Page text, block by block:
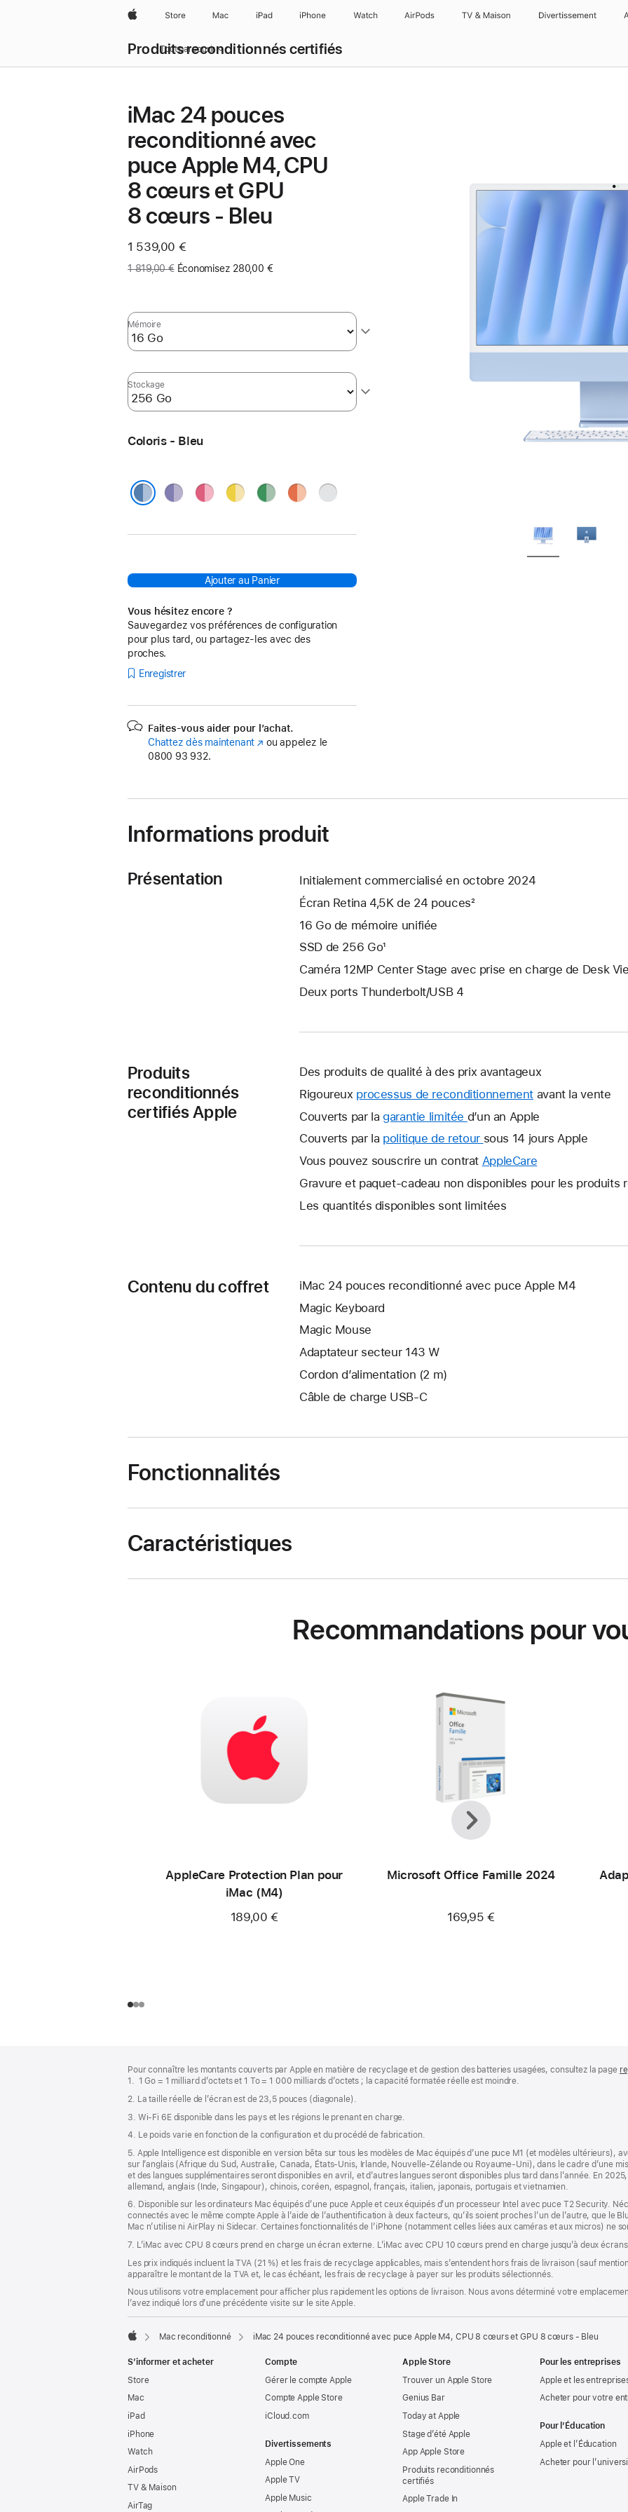
AppleStore Mac iPad iPhone Watch AirPods TV & Maison Divertissements
Produits reconditionnés certifiés
Tout parcourir
iMac 24 pouces
reconditionné avec
puce Apple M4, CPU
8 cœurs et GPU
8 cœurs - Bleu
Maintenant
1 539,00 €
Ancien
1 819,00 € Économisez 280,00 €
Mémoire
Stockage
Coloris - Bleu
Violet Rose JauneVert OrangeArgent
Ajouter au Panier
Vous hésitez encore ?
Sauvegardez vos préférences de configuration
pour plus tard, ou partagez-les avec des
proches.
Enregistrer
Faites-vous aider pour l’achat.
Chattez dès maintenant (s’ouvre
fenêtre)
ou appelez le
0800 93 932.
Informations produit
Présentation
Initialement commercialisé en octobre 2024
Écran Retina 4,5K de 24 pouces²
16 Go de mémoire unifiée
SSD de 256 Go¹
Caméra 12MP Center Stage avec prise en charge de Desk
Deux ports Thunderbolt/USB 4
Produits
reconditionnés
certifiés Apple
Des produits de qualité à des prix avantageux
Rigoureux processus de reconditionnement avant la vente
Couverts par la garantie limitée Une
nouvelle
s’ouvre.
d’un an Apple
Couverts par la politique de retour Une
nouvelle
s’ouvre.
sous 14 jours Apple
Vous pouvez souscrire un contrat AppleCare
nouvelle
Gravure et paquet-cadeau non disponibles pour les produits
Les quantités disponibles sont limitées
Contenu du coffret
iMac 24 pouces reconditionné avec puce Apple M4
Magic Keyboard
Magic Mouse
Adaptateur secteur 143 W
Cordon d’alimentation (2 m)
Câble de charge USB‑C
Fonctionnalités
Caractéristiques
Recommandations pour
AppleCare Protection Plan pour
iMac (M4)
189,00 €
Microsoft Office Famille 2024
169,95 €
Précédent
Suivant
de
page
de
de
page
Pour connaître les montants couverts par Apple en matière de recyclage et de gestion des batteries usagées, consultez la page
1. 1 Go = 1 milliard d’octets et 1 To = 1 000 milliards d’octets ; la capacité formatée réelle est moindre.
2. La taille réelle de l’écran est de 23,5 pouces (diagonale).
3. Wi-Fi 6E disponible dans les pays et les régions le prenant en charge.
4. Le poids varie en fonction de la configuration et du procédé de fabrication.
5. Apple Intelligence est disponible en version bêta sur tous les modèles de Mac équipés d’une puce M1 (et modèles ultérieurs),
sur l’anglais (Afrique du Sud, Australie, Canada, États‑Unis, Irlande, Nouvelle-Zélande ou Royaume-Uni), dans le cadre d’une
et des langues supplémentaires seront disponibles en avril, et d’autres langues seront disponibles plus tard dans l’année. En
allemand, anglais (Inde, Singapour), chinois, coréen, espagnol, français, italien, japonais, portugais et vietnamien.
6. Disponible sur les ordinateurs Mac équipés d’une puce Apple et ceux équipés d’un processeur Intel avec puce T2 Security.
connectés avec le même compte Apple à l’aide de l’authentification à deux facteurs, qu’ils soient proches l’un de l’autre, que le
Mac n’utilise ni AirPlay ni Sidecar. Certaines fonctionnalités de l’iPhone (notamment celles liées aux caméras et aux micros) ne
7. L’iMac avec CPU 8 cœurs prend en charge un écran externe. L’iMac avec CPU 10 cœurs prend en charge jusqu’à deux
Les prix indiqués incluent la TVA (21 %) et les frais de recyclage applicables, mais s’entendent hors frais de livraison (sauf
apparaître le montant de la TVA et, le cas échéant, les frais de recyclage à payer sur les produits sélectionnés.
Nous utilisons votre emplacement pour afficher plus rapidement les options de livraison. Nous avons déterminé votre
l’avez indiqué lors d’une précédente visite sur le site Apple.
Mac reconditionné iMac 24 pouces reconditionné avec puce Apple M4, CPU 8 cœurs et GPU 8 cœurs - Bleu
S’informer et acheter
Store
Mac
iPad
iPhone
Watch
AirPods
TV & Maison
AirTag
Compte
Gérer le compte Apple
Compte Apple Store
iCloud.com
Divertissements
Apple One
Apple TV
Apple Music
Apple Store
Trouver un Apple Store
Genius Bar
Today at Apple
Stage d’été Apple
App Apple Store
Produits reconditionnés
certifiés
Apple Trade In
Pour les entreprises
Apple et les
Acheter pour votre
Pour l’Éducation
Apple et l’Éducation
Acheter pour